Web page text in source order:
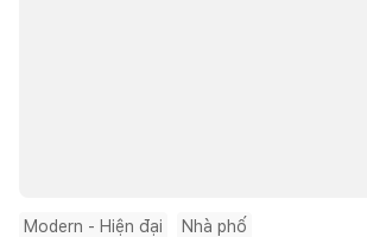
Modern - Hiện đại Nhà phố